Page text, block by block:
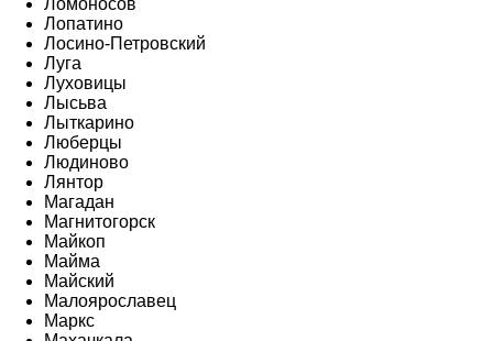
Ломоносов
Лопатино
Лосино-Петровский
Луга
Луховицы
Лысьва
Лыткарино
Люберцы
Людиново
Лянтор
Магадан
Магнитогорск
Майкоп
Майма
Майский
Малоярославец
Маркс